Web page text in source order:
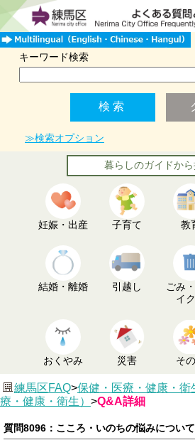
キーワード検索
≫検索オプション
暮らしのガイドか
妊娠・出産 子育て 教
結婚・離婚 引越し
ごみ
イ
おくやみ 災害 そ
練馬区FAQ>保健・医療・健康・衛
療・健康・衛生） >Q&A詳細
質問8096：こころ・いのちの悩みについ